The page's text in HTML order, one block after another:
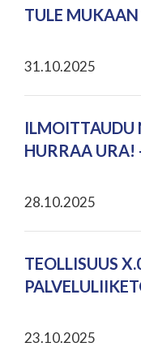
TULE
31.10.2025
ILMOITTAUDU
HURRAA
28.10.2025
TEOLLISUUS
23.10.2025